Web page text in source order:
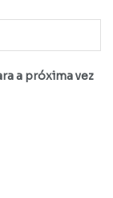
a próxima vez